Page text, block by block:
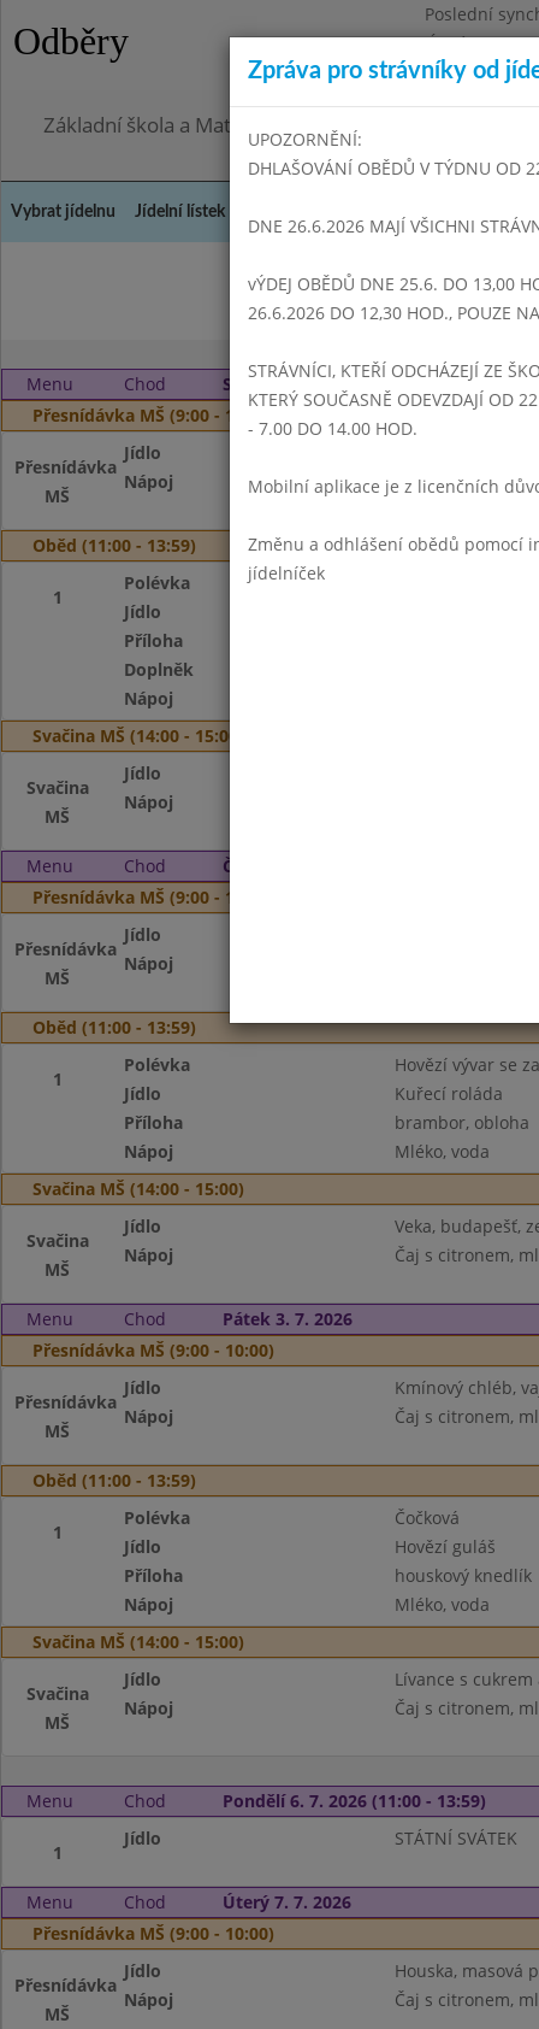
Odběry
Poslední
Úterý
Omezení
Základní škola a Mateřská škola Dr. Edvarda Beneše,
Vybrat jídelnu Jídelní lístek
Květen
Menu Chod
Středa 1. 7. 2026
Přesnídávka MŠ (9:00 - 10:00)
Přesnídávka
MŠ
Jídlo
Nápoj
Čaj s citronem,
Oběd (11:00 - 13:59)
1
Polévka
Jídlo
Příloha
Doplněk
Nápoj
Svačina MŠ (14:00 - 15:00)
Svačina
MŠ
Jídlo
Nápoj
Menu Chod
Čtvrtek 2. 7. 2026
Přesnídávka MŠ (9:00 - 10:00)
Přesnídávka
MŠ
Jídlo
Nápoj
Oběd (11:00 - 13:59)
1
Polévka
Hovězí vývar se
Jídlo
Kuřecí roláda
Příloha
brambor, obloha
Nápoj
Mléko, voda
Svačina MŠ (14:00 - 15:00)
Svačina
MŠ
Jídlo
Veka, budapešť,
Nápoj
Čaj s citronem,
Menu Chod
Pátek 3. 7. 2026
Přesnídávka MŠ (9:00 - 10:00)
Přesnídávka
MŠ
Jídlo
Kmínový chléb,
Nápoj
Čaj s citronem,
Oběd (11:00 - 13:59)
1
Polévka
Čočková
Jídlo
Hovězí guláš
Příloha
houskový knedlík
Nápoj
Mléko, voda
Svačina MŠ (14:00 - 15:00)
Svačina
MŠ
Jídlo
Lívance s cukrem
Nápoj
Čaj s citronem,
Menu Chod Pondělí 6. 7. 2026 (11:00 - 13:59)
1
Jídlo STÁTNÍ SVÁTEK
Menu Chod
Úterý 7. 7. 2026
Přesnídávka MŠ (9:00 - 10:00)
Přesnídávka
MŠ
Jídlo
Houska, masová
Nápoj
Čaj s citronem,
Zpráva pro strávníky od
UPOZORNĚNÍ:
DHLAŠOVÁNÍ OBĚDŮ V TÝDNU OD
DNE 26.6.2026 MAJÍ VŠICHNI
vÝDEJ OBĚDŮ DNE 25.6. DO 13,00
26.6.2026 DO 12,30 HOD., POUZE
STRÁVNÍCI, KTEŘÍ ODCHÁZEJÍ ZE
KTERÝ SOUČASNĚ ODEVZDAJÍ OD
- 7.00 DO 14.00 HOD.
Mobilní aplikace je z licenčních
Změnu a odhlášení obědů pomocí
jídelníček